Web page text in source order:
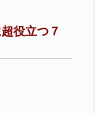
役立つ７